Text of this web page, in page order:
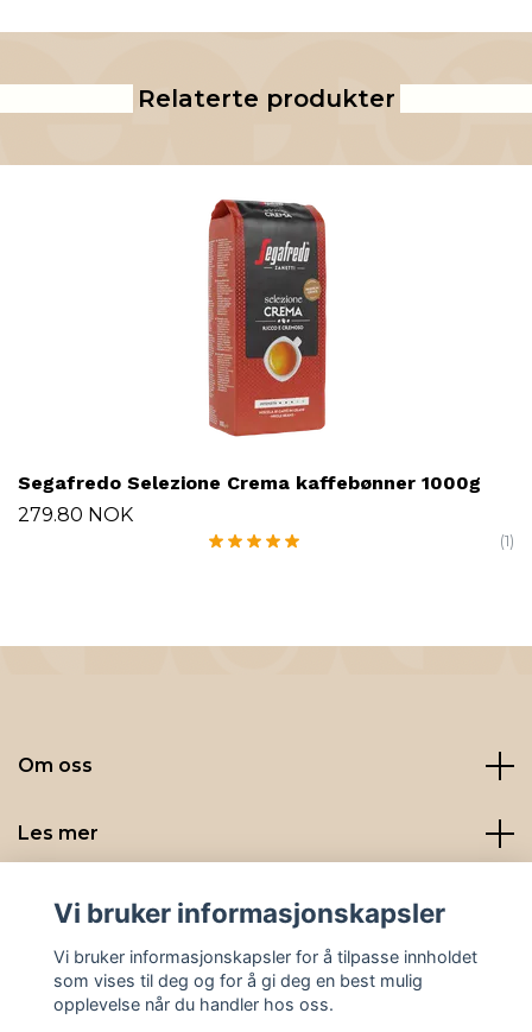
Relaterte produkter
Segafredo Selezione Crema kaffebønner 1000g
279.80 NOK
(1)
Om oss
Les mer
Sosiale medier
Vi bruker informasjonskapsler
Vi bruker informasjonskapsler for å tilpasse innholdet
som vises til deg og for å gi deg en best mulig
opplevelse når du handler hos oss.